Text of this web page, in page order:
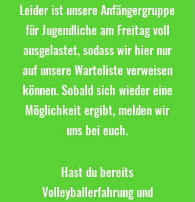
Leider ist unsere Anfängergruppe
für Jugendliche am Freitag voll
ausgelastet, sodass wir hier nur
auf unsere Warteliste verweisen
können. Sobald sich wieder eine
Möglichkeit ergibt, melden wir
uns bei euch.
Hast du bereits
Volleyballerfahrung und